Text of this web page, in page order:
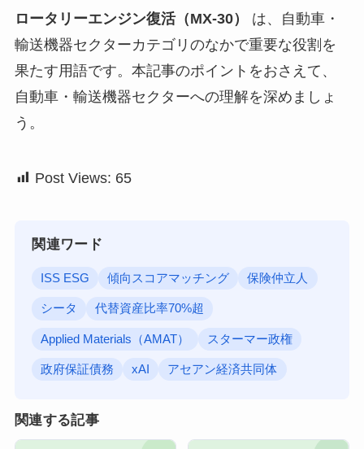
ロータリーエンジン復活（MX-30）
は、自動車・
輸送機器セクターカテゴリのなかで重要な役割を
果たす用語です。本記事のポイントをおさえて、
自動車・輸送機器セクターへの理解を深めましょ
う。
Post Views: 65
関連ワード
ISS ESG 傾向スコアマッチング 保険仲立人
シータ 代替資産比率70%超
Applied Materials（AMAT） スターマー政権
政府保証債務 xAI アセアン経済共同体
関連する記事